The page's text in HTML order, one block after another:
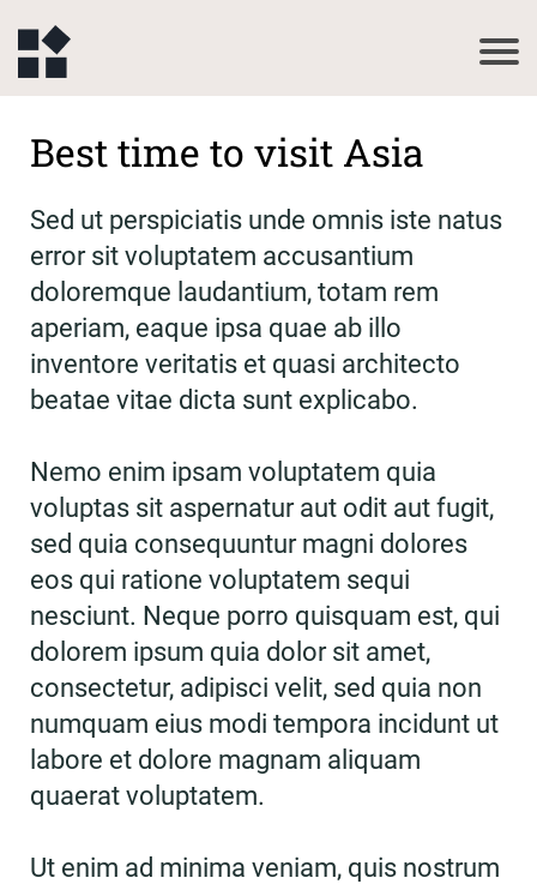
Best time to visit Asia
Sed ut perspiciatis unde omnis iste natus
error sit voluptatem accusantium
doloremque laudantium, totam rem
aperiam, eaque ipsa quae ab illo
inventore veritatis et quasi architecto
beatae vitae dicta sunt explicabo.
Nemo enim ipsam voluptatem quia
voluptas sit aspernatur aut odit aut fugit,
sed quia consequuntur magni dolores
eos qui ratione voluptatem sequi
nesciunt. Neque porro quisquam est, qui
dolorem ipsum quia dolor sit amet,
consectetur, adipisci velit, sed quia non
numquam eius modi tempora incidunt ut
labore et dolore magnam aliquam
quaerat voluptatem.
Ut enim ad minima veniam, quis nostrum